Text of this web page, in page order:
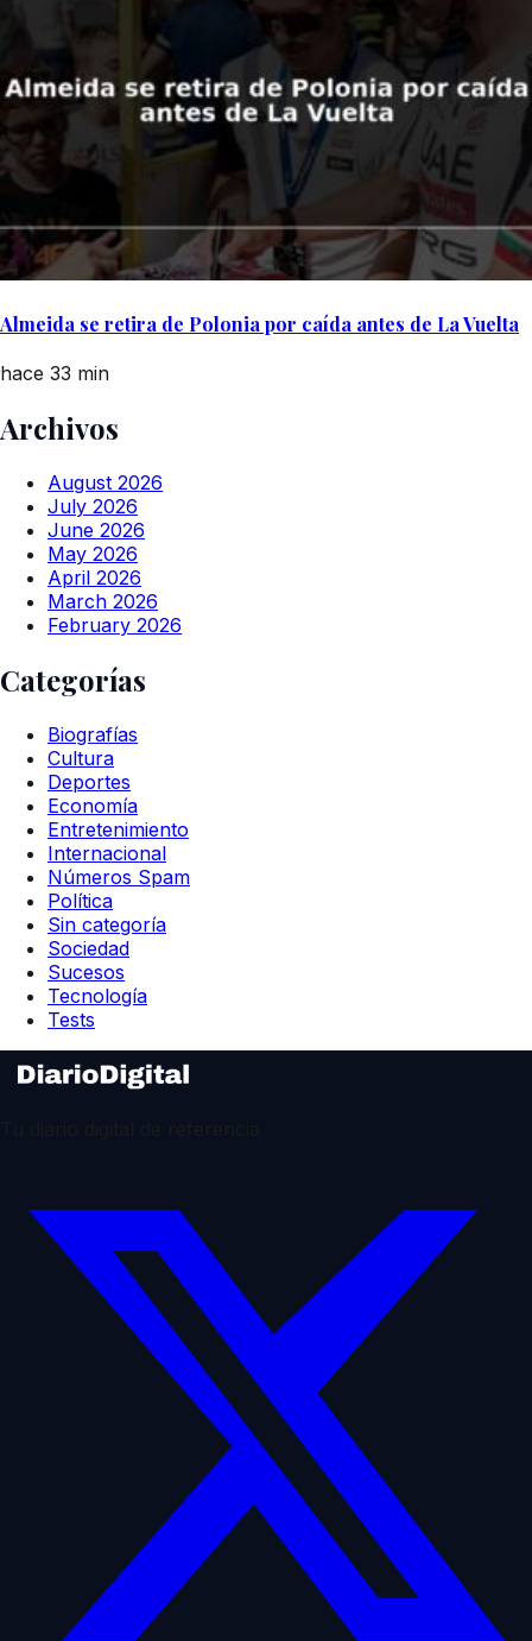
Almeida se retira de Polonia por caída antes de La Vuelta
hace 33 min
Archivos
August 2026
July 2026
June 2026
May 2026
April 2026
March 2026
February 2026
Categorías
Biografías
Cultura
Deportes
Economía
Entretenimiento
Internacional
Números Spam
Política
Sin categoría
Sociedad
Sucesos
Tecnología
Tests